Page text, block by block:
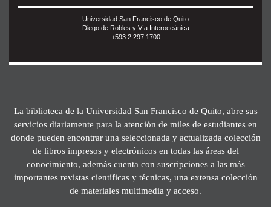
Universidad San Francisco de Quito
Diego de Robles y Vía Interoceánica
+593 2 297 1700
La biblioteca de la Universidad San Francisco de Quito, abre sus
servicios diariamente para la atención de miles de estudiantes en
donde pueden encontrar una seleccionada y actualizada colección
de libros impresos y electrónicos en todas las áreas del
conocimiento, además cuenta con suscripciones a las más
importantes revistas científicas y técnicas, una extensa colección
de materiales multimedia y acceso.